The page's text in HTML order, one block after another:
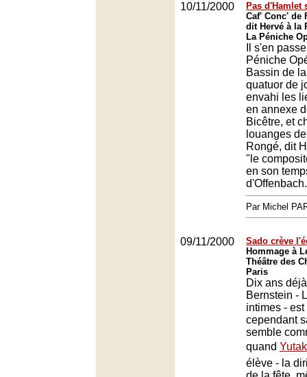
10/11/2000
Pas d'Hamlet
Caf' Conc' de
dit Hervé à la
La Péniche
Il s'en
Péniche
Bassin de
quatuor de
envahi les
en annexe
Bicêtre, et
louanges
Rongé, dit
"le
en son
d'Offenbach.
Par Michel
09/11/2000
Sado crève
Hommage à
Théâtre des
Paris
Dix ans
Bernstein -
intimes - est
cependant
semble
quand
élève - la